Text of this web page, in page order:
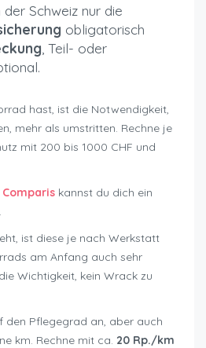
Schweiz nur die
obligatorisch
, Teil- oder
hast, ist die Notwendigkeit,
mehr als umstritten. Rechne je
mit 200 bis 1000 CHF und
Comparis kannst du dich ein
ist diese je nach Werkstatt
am Anfang auch sehr
Wichtigkeit, kein Wrack zu
den Pflegegrad an, aber auch
km. Rechne mit ca. 20 Rp./km